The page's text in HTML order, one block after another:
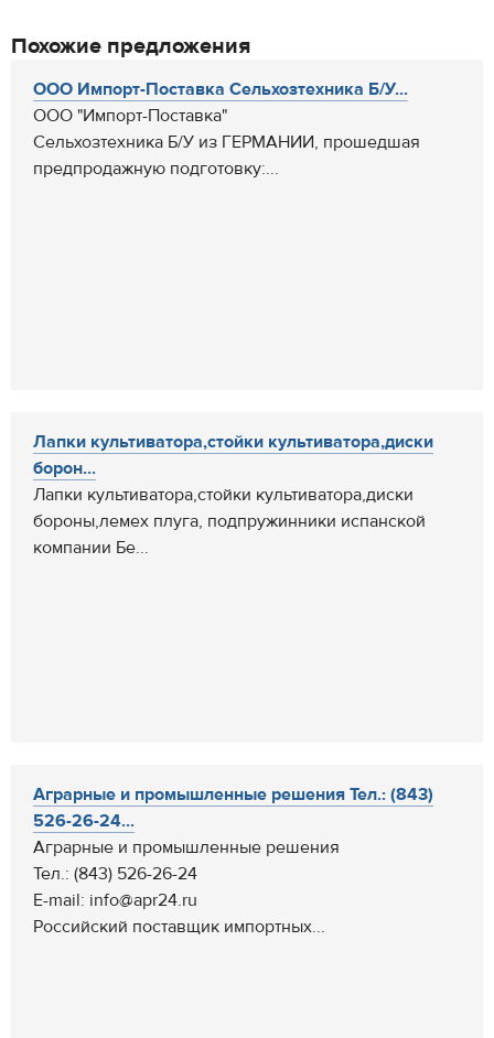
Похожие предложения
ООО Импорт-Поставка Сельхозтехника Б/У...
ООО "Импорт-Поставка"
Сельхозтехника Б/У из ГЕРМАНИИ, прошедшая
предпродажную подготовку:...
Лапки культиватора,стойки культиватора,диски
борон...
Лапки культиватора,стойки культиватора,диски
бороны,лемех плуга, подпружинники испанской
компании Бе...
Аграрные и промышленные решения Тел.: (843)
526-26-24...
Аграрные и промышленные решения
Тел.: (843) 526-26-24
E-mail: info@apr24.ru
Российский поставщик импортных...